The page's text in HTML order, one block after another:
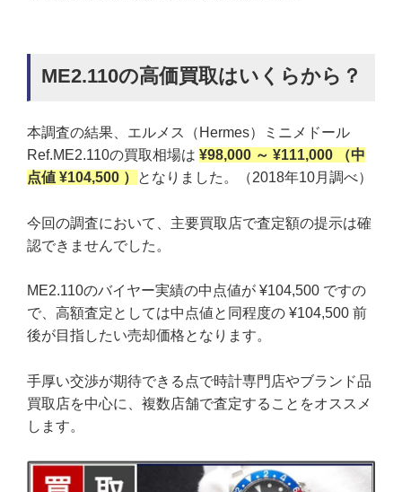
ME2.110の高価買取はいくらから？
本調査の結果、エルメス（Hermes）ミニメドール
Ref.ME2.110の買取相場は ¥98,000 ～ ¥111,000 （中
点値 ¥104,500 ）
となりました。（2018年10月調べ）
今回の調査において、主要買取店で査定額の提示は確
認できませんでした。
ME2.110のバイヤー実績の中点値が ¥104,500 ですの
で、高額査定としては中点値と同程度の ¥104,500 前
後が目指したい売却価格となります。
手厚い交渉が期待できる点で時計専門店やブランド品
買取店を中心に、複数店舗で査定することをオススメ
します。